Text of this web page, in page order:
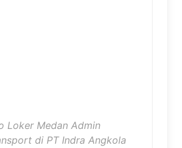
Loker Medan Admin
di PT Indra Angkola